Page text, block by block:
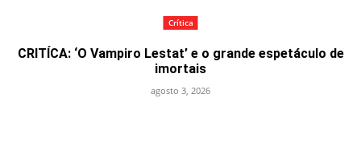
Crítica
CRITÍCA: ‘O Vampiro Lestat’ e o grande espetáculo de
imortais
agosto 3, 2026